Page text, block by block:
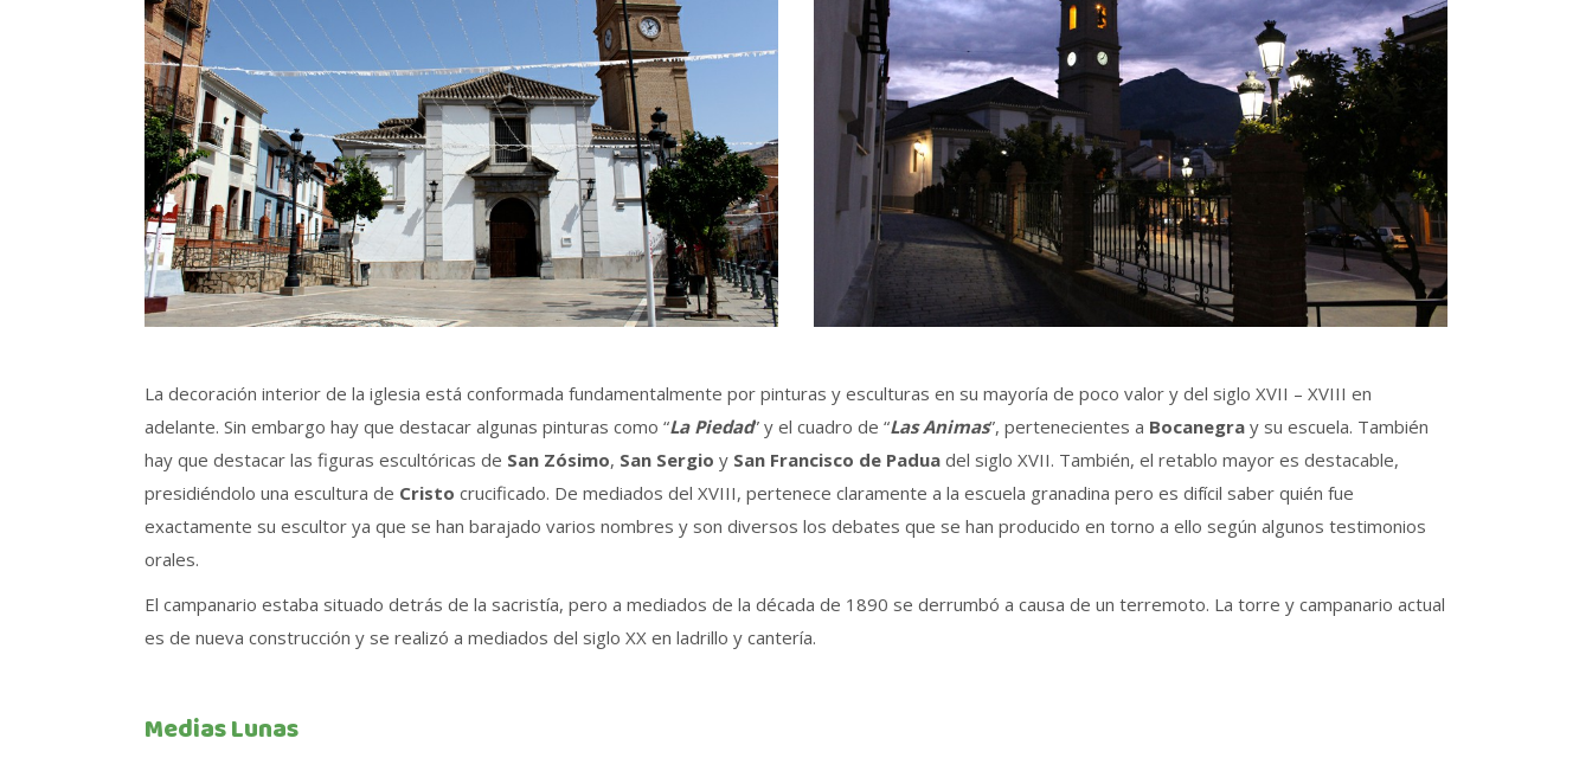
La decoración interior de la iglesia está conformada fundamentalmente por pinturas y esculturas en su mayoría de poco valor y del siglo XVII – XVIII en
adelante. Sin embargo hay que destacar algunas pinturas como “La Piedad” y el cuadro de “Las Animas”, pertenecientes a Bocanegra y su escuela. También
hay que destacar las figuras escultóricas de San Zósimo, San Sergio y San Francisco de Padua del siglo XVII. También, el retablo mayor es destacable,
presidiéndolo una escultura de Cristo crucificado. De mediados del XVIII, pertenece claramente a la escuela granadina pero es difícil saber quién fue
exactamente su escultor ya que se han barajado varios nombres y son diversos los debates que se han producido en torno a ello según algunos testimonios
orales.
El campanario estaba situado detrás de la sacristía, pero a mediados de la década de 1890 se derrumbó a causa de un terremoto. La torre y campanario actual
es de nueva construcción y se realizó a mediados del siglo XX en ladrillo y cantería.
Medias Lunas